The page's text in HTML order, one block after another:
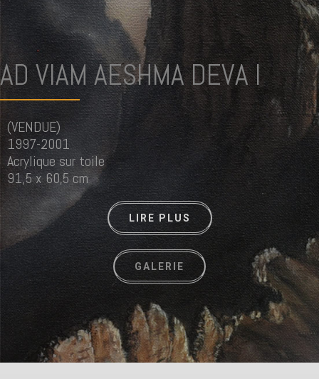
AD VIAM AESHMA DEVA I
(VENDUE)
1997-2001
Acrylique sur toile
91,5 x 60,5 cm
LIRE PLUS
GALERIE